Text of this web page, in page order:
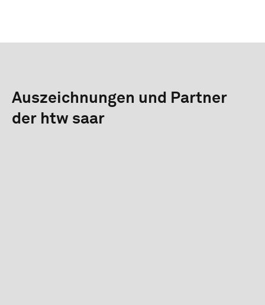
Auszeichnungen und Partner
der htw saar